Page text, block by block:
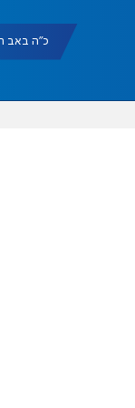
כ"ה באב תשפ"ו